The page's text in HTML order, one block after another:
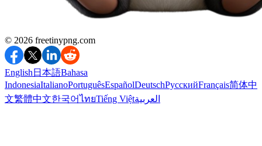
©️ 2026 freetinypng.com
English 日本語Bahasa
IndonesiaItalianoPortuguêsEspañolDeutschРусскийFrançais简体中
文繁體中文한국어ไทยTiếng Việtالعربية